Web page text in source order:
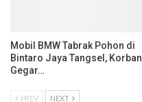
Mobil BMW Tabrak Pohon di
Bintaro Jaya Tangsel, Korban
Gegar…
PREV NEXT